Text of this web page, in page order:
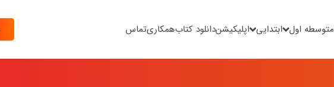
متوسطه اول ابتدایی اپلیکیشندانلود کتابهمکاریتماس